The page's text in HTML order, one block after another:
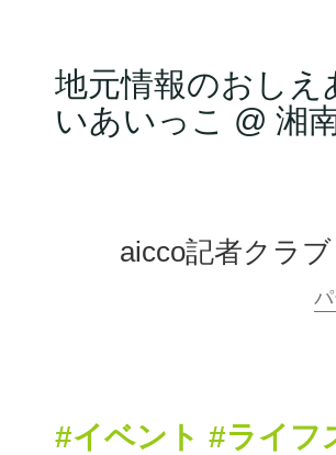
地元情報のおしえ
いあいっこ @ 湘
aicco記者クラブ
#イベント #ライフ